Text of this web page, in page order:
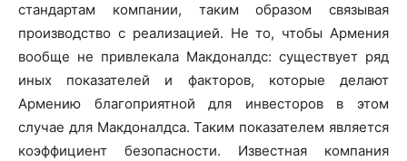
стандартам компании, таким образом связывая
производство с реализацией. Не то, чтобы Армения
вообще не привлекала Макдоналдс: существует ряд
иных показателей и факторов, которые делают
Армению благоприятной для инвесторов в этом
случае для Макдоналдса. Таким показателем является
коэффициент безопасности. Известная компания